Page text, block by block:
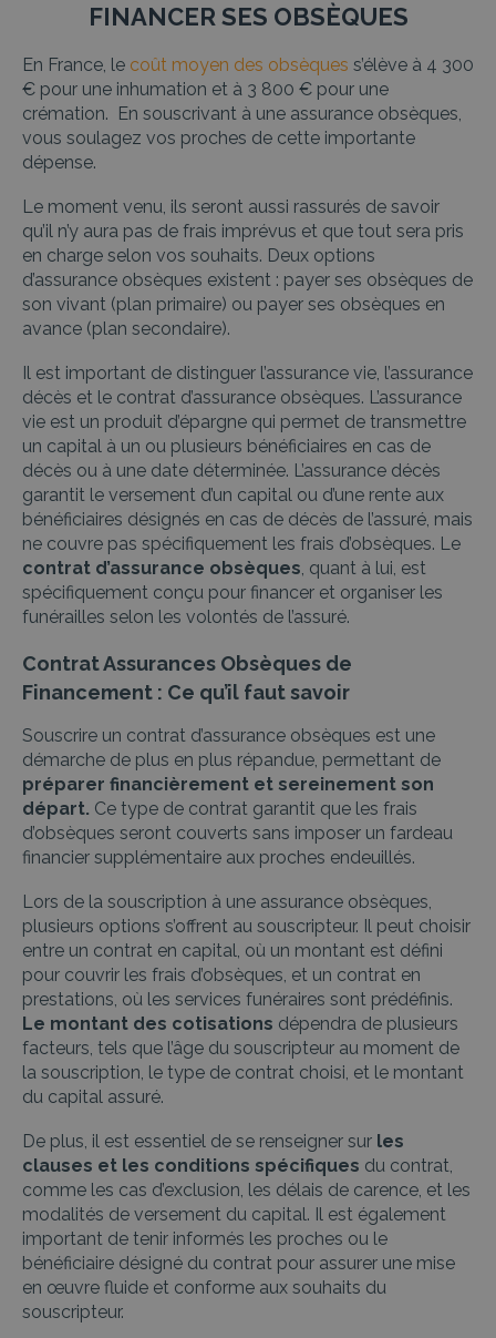
FINANCER SES OBSÈQUES
En France, le coût moyen des obsèques s’élève à 4 300
€ pour une inhumation et à 3 800 € pour une
crémation. En souscrivant à une assurance obsèques,
vous soulagez vos proches de cette importante
dépense.
Le moment venu, ils seront aussi rassurés de savoir
qu’il n’y aura pas de frais imprévus et que tout sera pris
en charge selon vos souhaits. Deux options
d’assurance obsèques existent : payer ses obsèques de
son vivant (plan primaire) ou payer ses obsèques en
avance (plan secondaire).
Il est important de distinguer l’assurance vie, l’assurance
décès et le contrat d’assurance obsèques. L’assurance
vie est un produit d’épargne qui permet de transmettre
un capital à un ou plusieurs bénéficiaires en cas de
décès ou à une date déterminée. L’assurance décès
garantit le versement d’un capital ou d’une rente aux
bénéficiaires désignés en cas de décès de l’assuré, mais
ne couvre pas spécifiquement les frais d’obsèques. Le
contrat d’assurance obsèques, quant à lui, est
spécifiquement conçu pour financer et organiser les
funérailles selon les volontés de l’assuré.
Contrat Assurances Obsèques de
Financement : Ce qu’il faut savoir
Souscrire un contrat d’assurance obsèques est une
démarche de plus en plus répandue, permettant de
préparer financièrement et sereinement son
départ. Ce type de contrat garantit que les frais
d’obsèques seront couverts sans imposer un fardeau
financier supplémentaire aux proches endeuillés.
Lors de la souscription à une assurance obsèques,
plusieurs options s’offrent au souscripteur. Il peut choisir
entre un contrat en capital, où un montant est défini
pour couvrir les frais d’obsèques, et un contrat en
prestations, où les services funéraires sont prédéfinis.
Le montant des cotisations dépendra de plusieurs
facteurs, tels que l’âge du souscripteur au moment de
la souscription, le type de contrat choisi, et le montant
du capital assuré.
De plus, il est essentiel de se renseigner sur les
clauses et les conditions spécifiques du contrat,
comme les cas d’exclusion, les délais de carence, et les
modalités de versement du capital. Il est également
important de tenir informés les proches ou le
bénéficiaire désigné du contrat pour assurer une mise
en œuvre fluide et conforme aux souhaits du
souscripteur.